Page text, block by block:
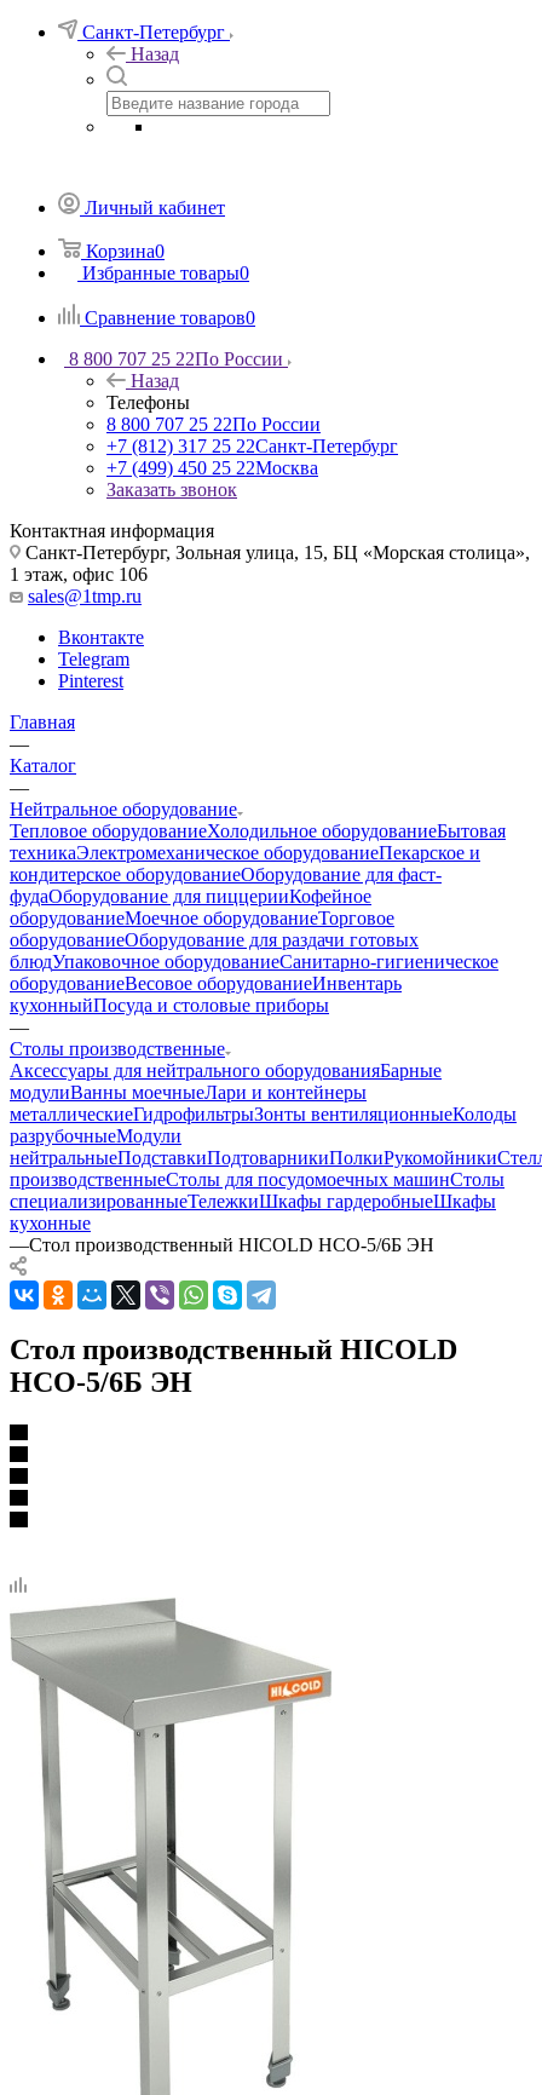
Санкт-Петербург
Назад
Личный кабинет
Корзина0
Избранные товары0
Сравнение товаров0
8 800 707 25 22По России
Назад
Телефоны
8 800 707 25 22По России
+7 (812) 317 25 22Санкт-Петербург
+7 (499) 450 25 22Москва
Заказать звонок
Контактная информация
Санкт-Петербург, Зольная улица, 15, БЦ «Морская столица»,
1 этаж, офис 106
sales@1tmp.ru
Вконтакте
Telegram
Pinterest
Главная
—
Каталог
—
Нейтральное оборудование
Тепловое оборудованиеХолодильное оборудованиеБытовая
техникаЭлектромеханическое оборудованиеПекарское и
кондитерское оборудованиеОборудование для фаст-
фудаОборудование для пиццерииКофейное
оборудованиеМоечное оборудованиеТорговое
оборудованиеОборудование для раздачи готовых
блюдУпаковочное оборудованиеСанитарно-гигиеническое
оборудованиеВесовое оборудованиеИнвентарь
кухонныйПосуда и столовые приборы
—
Столы производственные
Аксессуары для нейтрального оборудованияБарные
модулиВанны моечныеЛари и контейнеры
металлическиеГидрофильтрыЗонты вентиляционныеКолоды
разрубочныеМодули
нейтральныеПодставкиПодтоварникиПолкиРукомойники
производственныеСтолы для посудомоечных машинСтолы
специализированныеТележкиШкафы гардеробныеШкафы
кухонные
—Стол производственный HICOLD НСО-5/6Б ЭН
Стол производственный HICOLD
НСО-5/6Б ЭН